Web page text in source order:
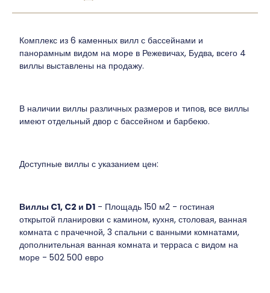
Комплекс из 6 каменных вилл с бассейнами и
панорамным видом на море в Режевичах, Будва, всего 4
виллы выставлены на продажу.
В наличии виллы различных размеров и типов, все виллы
имеют отдельный двор с бассейном и барбекю.
Доступные виллы с указанием цен:
Виллы C1, C2 и D1 - Площадь 150 м2 - гостиная
открытой планировки с камином, кухня, столовая, ванная
комната с прачечной, 3 спальни с ванными комнатами,
дополнительная ванная комната и терраса с видом на
море - 502 500 евро